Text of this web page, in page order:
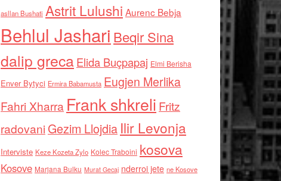
asllan Bushati Astrit Lulushi Aurenc Bebja
Behlul Jashari Beqir Sina
dalip grecaElida Buçpapaj Elmi Berisha
Enver Bytyci Ermira Babamusta Eugjen Merlika
Fahri Xharra Frank shkreli Fritz
radovaniGezim Llojdia Ilir Levonja
Interviste Keze Kozeta Zylo Kolec Traboini kosova
Kosove Marjana Bulku Murat Gecaj nderroi jete ne Kosove